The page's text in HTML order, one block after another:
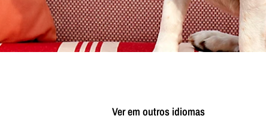
Ver em outros idiomas